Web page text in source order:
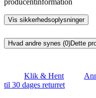
producentinformation
Vis sikkerhedsoplysninger
Hvad andre synes (0)Dette
Klik & Hent
til 30 dages returret